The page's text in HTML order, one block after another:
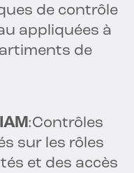
de contrôle
appliquées à
de
:Contrôles
sur les rôles
et des accès